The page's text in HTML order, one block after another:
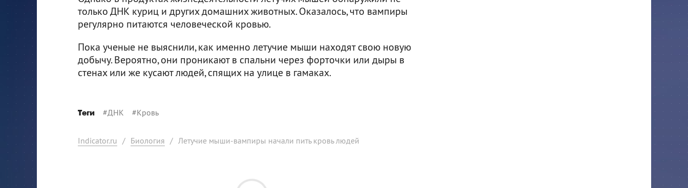
только ДНК куриц и других домашних животных. Оказалось, что вампиры
регулярно питаются человеческой кровью.
Пока ученые не выяснили, как именно летучие мыши находят свою новую
добычу. Вероятно, они проникают в спальни через форточки или дыры в
стенах или же кусают людей, спящих на улице в гамаках.
Теги #ДНК #Кровь
Indicator.ru / Биология / Летучие мыши-вампиры начали пить кровь людей